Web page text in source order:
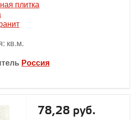
плитка
кв.м.
Россия
78,28 руб.